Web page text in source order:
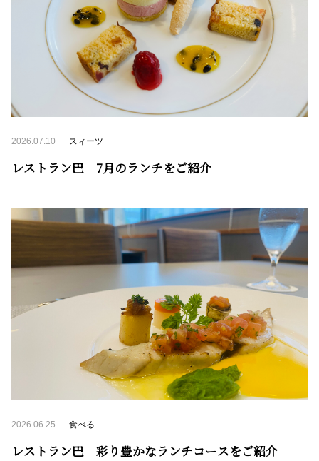
2026.07.10 スィーツ
レストラン巴 7月のランチをご紹介
2026.06.25 食べる
レストラン巴 彩り豊かなランチコースをご紹介